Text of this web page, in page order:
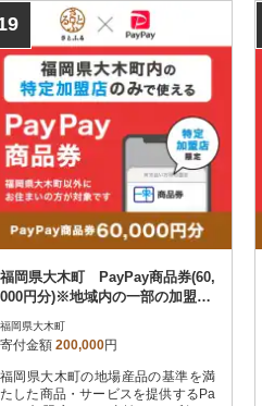
福岡県大木町 PayPay商品券(60,
000円分)※地域内の一部の加盟店
福岡県大木町
寄付金額 200,000円
福岡県大木町の地場産品の基準を満
たした商品・サービスを提供するPa